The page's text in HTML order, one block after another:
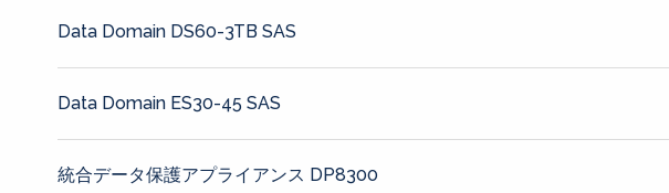
Data Domain DS60-3TB SAS
Data Domain ES30-45 SAS
統合データ保護アプライアンス DP8300